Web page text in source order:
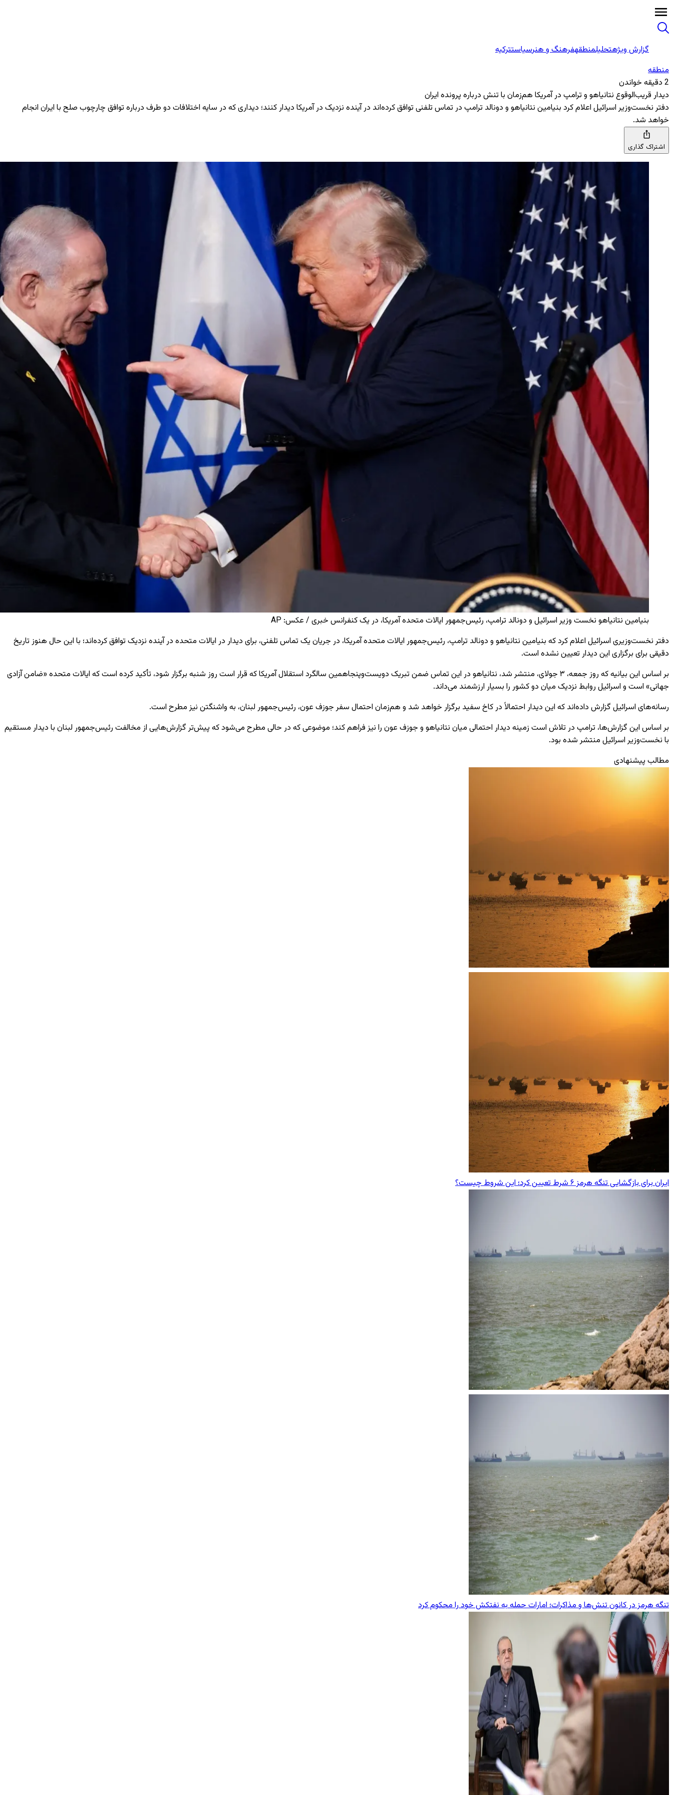
گزارش ویژهتحلیلمنطقهفرهنگ و هنرسیاستترکیه
منطقه‌
2 دقیقه خواندن
دیدار قریب‌الوقوع نتانیاهو و ترامپ در آمریکا هم‌زمان با تنش درباره پرونده ایران
دفتر نخست‌وزیر اسرائیل اعلام کرد بنیامین نتانیاهو و دونالد ترامپ در تماس تلفنی توافق کرده‌اند در آینده نزدیک در آمریکا دیدار کنند؛ دیداری که در سایه اختلافات دو طرف درباره توافق چارچوب صلح با ایران انجام
خواهد شد.
اشتراک گذاری
بنیامین نتانیاهو نخست وزیر اسرائیل و دونالد ترامپ، رئیس‌جمهور ایالات متحده آمریکا، در یک کنفرانس خبری / عکس: AP
دفتر نخست‌وزیری اسرائیل اعلام کرد که بنیامین نتانیاهو و دونالد ترامپ، رئیس‌جمهور ایالات متحده آمریکا، در جریان یک تماس تلفنی، برای دیدار در ایالات متحده در آینده نزدیک توافق کرده‌اند؛ با این حال هنوز تاریخ
دقیقی برای برگزاری این دیدار تعیین نشده است.
بر اساس این بیانیه که روز جمعه، ۳ جولای، منتشر شد، نتانیاهو در این تماس ضمن تبریک دویست‌وپنجاهمین سالگرد استقلال آمریکا که قرار است روز شنبه برگزار شود، تأکید کرده است که ایالات متحده «ضامن آزادی
جهانی» است و اسرائیل روابط نزدیک میان دو کشور را بسیار ارزشمند می‌داند.
رسانه‌های اسرائیل گزارش داده‌اند که این دیدار احتمالاً در کاخ سفید برگزار خواهد شد و هم‌زمان احتمال سفر جوزف عون، رئیس‌جمهور لبنان، به واشنگتن نیز مطرح است.
بر اساس این گزارش‌ها، ترامپ در تلاش است زمینه دیدار احتمالی میان نتانیاهو و جوزف عون را نیز فراهم کند؛ موضوعی که در حالی مطرح می‌شود که پیش‌تر گزارش‌هایی از مخالفت رئیس‌جمهور لبنان با دیدار مستقیم
با نخست‌وزیر اسرائیل منتشر شده بود.
مطالب پیشنهادی
ایران برای بازگشایی تنگه هرمز ۶ شرط تعیین کرد؛ این شروط چیست؟
تنگه هرمز در کانون تنش‌ها و مذاکرات؛ امارات حمله به نفتکش خود را محکوم کرد